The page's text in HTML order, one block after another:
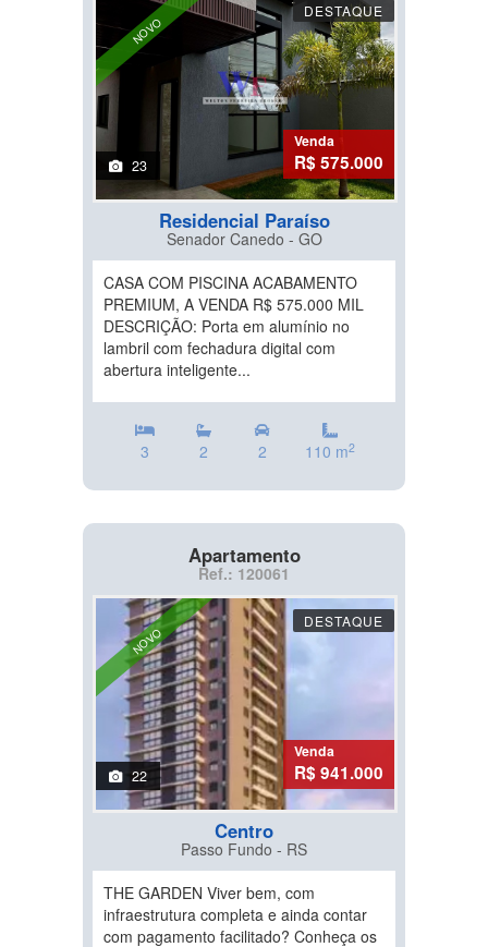
NOVO
DESTAQUE
23
Venda
R$ 575.000
Residencial Paraíso
Senador Canedo - GO
CASA COM PISCINA ACABAMENTO
PREMIUM, A VENDA R$ 575.000 MIL
DESCRIÇÃO: Porta em alumínio no
lambril com fechadura digital com
abertura inteligente...
3 2 2 110 m2
Apartamento
Ref.: 120061
NOVO
DESTAQUE
22
Venda
R$ 941.000
Centro
Passo Fundo - RS
THE GARDEN Viver bem, com
infraestrutura completa e ainda contar
com pagamento facilitado? Conheça os